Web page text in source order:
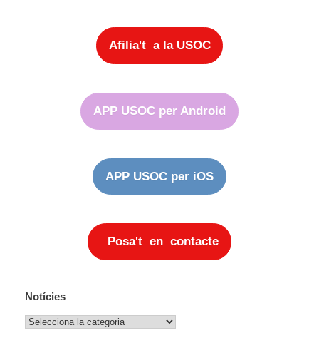
Afilia't a la USOC
APP USOC per Android
APP USOC per iOS
Posa't en contacte
Notícies
Notícies